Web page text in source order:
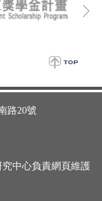
路20號
中心負責網頁維護